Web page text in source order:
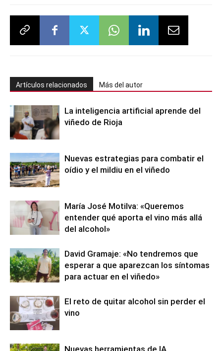
Artículos relacionados Más del autor
La inteligencia artificial aprende del
viñedo de Rioja
Nuevas estrategias para combatir el
oídio y el mildiu en el viñedo
María José Motilva: «Queremos
entender qué aporta el vino más allá
del alcohol»
David Gramaje: «No tendremos que
esperar a que aparezcan los síntomas
para actuar en el viñedo»
El reto de quitar alcohol sin perder el
vino